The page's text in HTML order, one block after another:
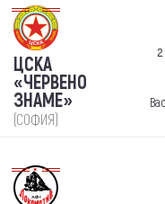
ЦСКА
«ЧЕРВЕНО
ЗНАМЕ»
(СОФИЯ)